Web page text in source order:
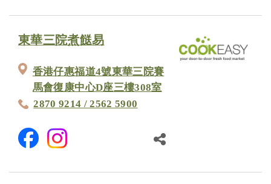
東華三院煮餸易
香港仔惠福道4號東華三院賽
馬會復康中心D座三樓308室
2870 9214 / 2562 5900